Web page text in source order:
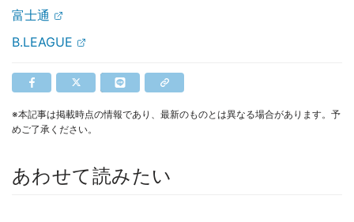
富士通
B.LEAGUE
※本記事は掲載時点の情報であり、最新のものとは異なる場合があります。予
めご了承ください。
あわせて読みたい